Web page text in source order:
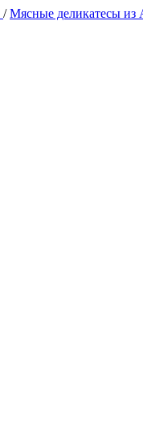
/Мясные деликатесы из